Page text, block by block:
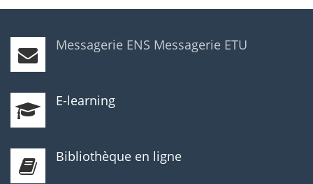
Messagerie ENS Messagerie ETU
E-learning
Bibliothèque en ligne